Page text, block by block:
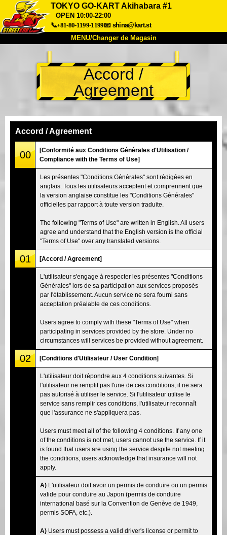
TOKYO GO-KART Akihabara #1
OPEN 10:00-22:00
📞+81-80-1199-1199📧 shina@kart.st
MENU/Changer de Magasin
À Propos Caractéristiques Tarifs
Accès Avis FAQ
Entreprise Réservation
Changer de Magasin
Tokyo Shinagawa
Tokyo Akihabara#2 Tokyo Shibuya
Tokyo Shibuya Annexe Baie de Tokyo
Tokyo Asakusa Osaka
Okinawa
Accord /
Agreement
Accord / Agreement
00
[Conformité aux Conditions Générales d'Utilisation /
Compliance with the Terms of Use]
Les présentes "Conditions Générales" sont rédigées en
anglais. Tous les utilisateurs acceptent et comprennent que
la version anglaise constitue les "Conditions Générales"
officielles par rapport à toute version traduite.
The following "Terms of Use" are written in English. All users
agree and understand that the English version is the official
"Terms of Use" over any translated versions.
01 [Accord / Agreement]
L'utilisateur s'engage à respecter les présentes "Conditions
Générales" lors de sa participation aux services proposés
par l'établissement. Aucun service ne sera fourni sans
acceptation préalable de ces conditions.
Users agree to comply with these "Terms of Use" when
participating in services provided by the store. Under no
circumstances will services be provided without agreement.
02 [Conditions d'Utilisateur / User Condition]
L'utilisateur doit répondre aux 4 conditions suivantes. Si
l'utilisateur ne remplit pas l'une de ces conditions, il ne sera
pas autorisé à utiliser le service. Si l'utilisateur utilise le
service sans remplir ces conditions, l'utilisateur reconnaît
que l'assurance ne s'appliquera pas.
Users must meet all of the following 4 conditions. If any one
of the conditions is not met, users cannot use the service. If it
is found that users are using the service despite not meeting
the conditions, users acknowledge that insurance will not
apply.
A) L'utilisateur doit avoir un permis de conduire ou un permis
valide pour conduire au Japon (permis de conduire
international basé sur la Convention de Genève de 1949,
permis SOFA, etc.).
A) Users must possess a valid driver's license or permit to